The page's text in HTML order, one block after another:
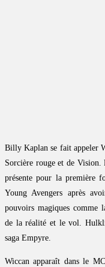
Billy Kaplan se fait appeler
Sorcière rouge et de
présente pour la première
Young Avengers après
pouvoirs magiques comme
de la réalité et le vol.
saga Empyre.
Wiccan apparaît dans le